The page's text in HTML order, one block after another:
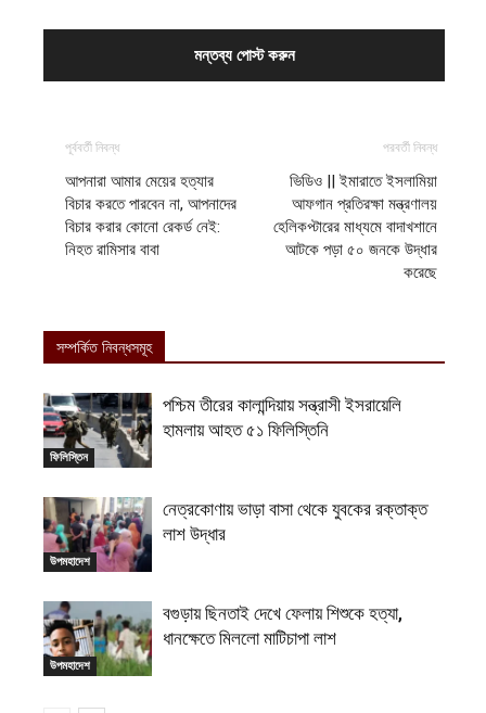
পূর্ববর্তী নিবন্ধ
আপনারা আমার মেয়ের হত্যার
বিচার করতে পারবেন না, আপনাদের
বিচার করার কোনো রেকর্ড নেই:
নিহত রামিসার বাবা
পরবর্তী নিবন্ধ
ভিডিও || ইমারাতে ইসলামিয়া
আফগান প্রতিরক্ষা মন্ত্রণালয়
হেলিকপ্টারের মাধ্যমে বাদাখশানে
আটকে পড়া ৫০ জনকে উদ্ধার
করেছে
সম্পর্কিত নিবন্ধসমূহ
ফিলিস্তিন
পশ্চিম তীরের কালান্দিয়ায় সন্ত্রাসী ইসরায়েলি
হামলায় আহত ৫১ ফিলিস্তিনি
উপমহাদেশ
নেত্রকোণায় ভাড়া বাসা থেকে যুবকের রক্তাক্ত
লাশ উদ্ধার
উপমহাদেশ
বগুড়ায় ছিনতাই দেখে ফেলায় শিশুকে হত্যা,
ধানক্ষেতে মিললো মাটিচাপা লাশ